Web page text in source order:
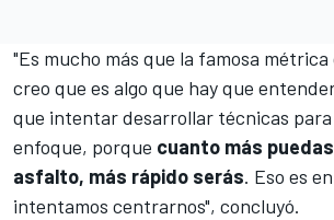
"Es mucho más que la famosa
creo que es algo que hay que
que intentar desarrollar técnicas para
enfoque, porque cuanto más
asfalto, más rápido serás. Eso es
intentamos centrarnos", concluyó.